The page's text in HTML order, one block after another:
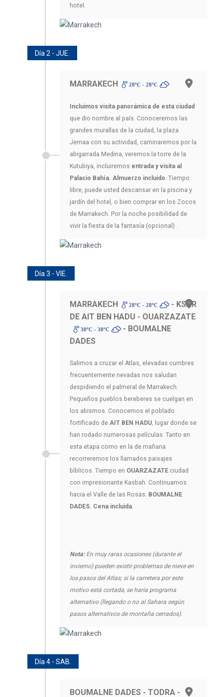
hotel.
Día 2 - JUE.
MARRAKECH 28ºC - 28ºC
Incluimos visita panorámica de esta ciudad
que dio nombre al país. Conoceremos las
grandes murallas de la ciudad, la plaza
Jemaa con su actividad, caminaremos por la
abigarrada Medina, veremos la torre de la
Kutubiya, incluiremos entrada y visita al
Palacio Bahía. Almuerzo incluido . Tiempo
libre, puede usted descansar en la piscina y
jardín del hotel, o bien comprar en los Zocos
de Marrakech. Por la noche posibilidad de
vivir la fiesta de la fantasía (opcional) .
Día 3 - VIE.
MARRAKECH 28ºC - 28ºC
- KSAR
DE AIT BEN HADU - OUARZAZATE
30ºC - 30ºC
- BOUMALNE
DADES
Salimos a cruzar el Atlas, elevadas cumbres
frecuentemente nevadas nos saludan
despidiendo el palmeral de Marrakech.
Pequeños pueblos bereberes se cuelgan en
los abismos. Conocemos el poblado
fortificado de AIT BEN HADU , lugar donde se
han rodado numerosas películas. Tanto en
esta etapa como en la de mañana
recorreremos los llamados paisajes
bíblicos. Tiempo en OUARZAZATE ciudad
con impresionante Kasbah. Continuamos
hacia el Valle de las Rosas. BOUMALNE
DADES. Cena incluida
Nota:En muy raras ocasiones (durante el
invierno) pueden existir problemas de nieve en
los pasos del Atlas; si la carretera por este
motivo está cortada, se haría programa
alternativo (llegando o no al Sahara según
pasos alternativos de montaña cerrados).
Día 4 - SAB.
BOUMALNE DADES - TODRA -